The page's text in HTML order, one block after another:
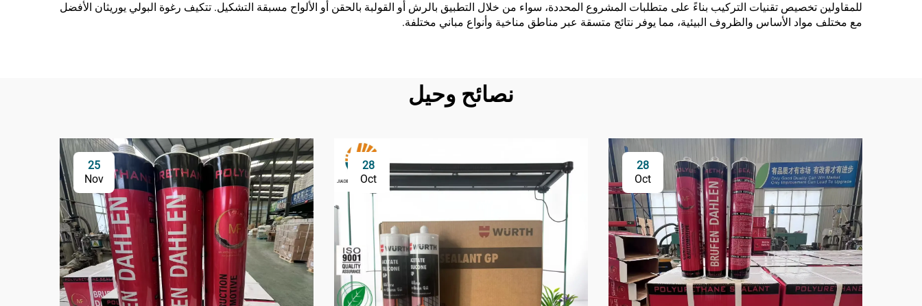
للمقاولين تخصيص تقنيات التركيب بناءً على متطلبات المشروع المحددة، سواء من خلال التطبيق بالرش أو القولبة بالحقن أو الألواح مسبقة التشكيل. تتكيف رغوة البولي يوريثان الأفضل
مع مختلف مواد الأساس والظروف البيئية، مما يوفر نتائج متسقة عبر مناطق مناخية وأنواع مباني مختلفة.
نصائح وحيل
28
Oct
28
Oct
25
Nov